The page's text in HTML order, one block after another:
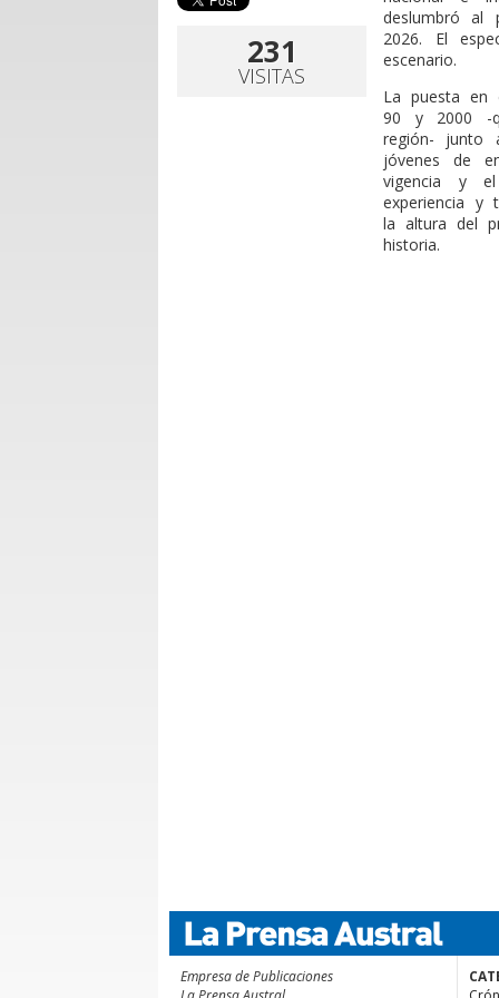
231
VISITAS
deslumbró al
2026. El
escenario.
La puesta en
90 y 2000 -
región- junto
jóvenes de
vigencia y
experiencia y
la altura del
historia.
Empresa de Publicaciones